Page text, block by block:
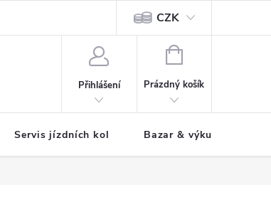
CZK
Přihlášení
NÁKUPNÍ
Prázdný košík
Servis jízdních kol Bazar & výkup jízdních